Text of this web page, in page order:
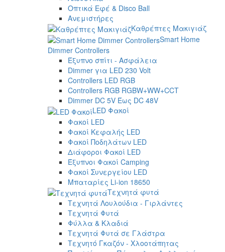
Οπτικά Εφέ & Disco Ball
Ανεμιστήρες
Καθρέπτες Μακιγιάζ
Smart Home
Dimmer Controllers
Έξυπνο σπίτι - Ασφάλεια
Dimmer για LED 230 Volt
Controllers LED RGB
Controllers RGB RGBW+WW+CCT
Dimmer DC 5V Έως DC 48V
LED Φακοί
Φακοί LED
Φακοί Κεφαλής LED
Φακοί Ποδηλάτων LED
Διάφοροι Φακοί LED
Έξυπνοι Φακοί Camping
Φακοί Συνεργείου LED
Μπαταρίες Li-ion 18650
Τεχνητά φυτά
Τεχνητά Λουλούδια - Γιρλάντες
Τεχνητά Φυτά
Φύλλα & Κλαδιά
Τεχνητά Φυτά σε Γλάστρα
Τεχνητό Γκαζόν - Χλοοτάπητας